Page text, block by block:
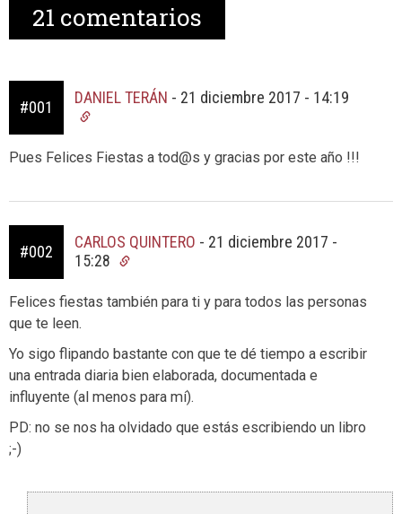
21 comentarios
#001
DANIEL TERÁN - 21 diciembre 2017 - 14:19
Pues Felices Fiestas a tod@s y gracias por este año !!!
#002
CARLOS QUINTERO - 21 diciembre 2017 -
15:28
Felices fiestas también para ti y para todos las personas
que te leen.
Yo sigo flipando bastante con que te dé tiempo a escribir
una entrada diaria bien elaborada, documentada e
influyente (al menos para mí).
PD: no se nos ha olvidado que estás escribiendo un libro
;-)